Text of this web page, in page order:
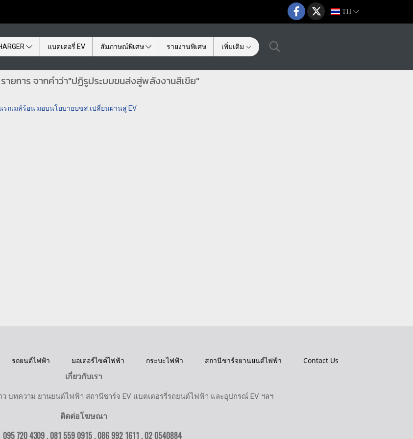
TH
แบตเตอรี่ EV สัมภาษณ์พิเศษ รายงานพิเศษ เพิ่มเติม
ายการ จากคำว่า"ปฏิรูประบบขนส่งสู่พลังงานสีเขีย"
ถเมล์ร้อน มอบนโยบายบขส.เปลี่ยนผ่านสู่ EV
รถยนต์ไฟฟ้า มอเตอร์ไซค์ไฟฟ้า กระบะไฟฟ้า สถานีชาร์จยานยนต์ไฟฟ้า
Contact Us
เกี่ยวกับเรา
าว บทความ ยานยนต์ไฟฟ้า สถานีชาร์จ EV แบตเตอรรี่รถยนต์ไฟฟ้า และอุปกรณ์ EV ฯลฯ
ติดต่อโฆษณา
720 4309 , 081 559 0915 , 086 992 1611 ,02 0540884